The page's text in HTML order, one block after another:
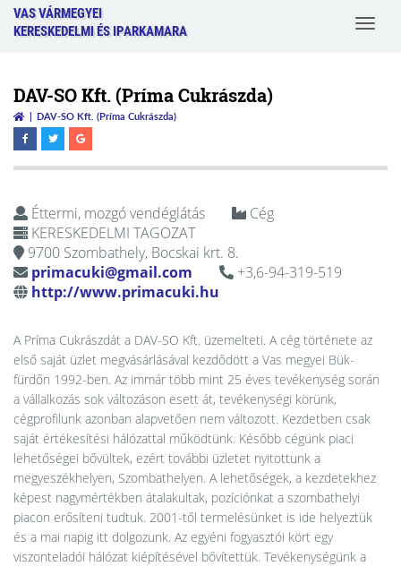
VAS VÁRMEGYEI
KERESKEDELMI ÉS IPARKAMARA
Toggle
DAV-SO Kft. (Príma Cukrászda)
DAV-SO Kft. (Príma Cukrászda)
Éttermi, mozgó vendéglátás
Cég
KERESKEDELMI TAGOZAT
9700 Szombathely, Bocskai krt. 8.
primacuki@gmail.com
+3,6-94-319-519
http://www.primacuki.hu
A Príma Cukrászdát a DAV-SO Kft. üzemelteti. A cég története az
első saját üzlet megvásárlásával kezdődött a Vas megyei Bük-
fürdőn 1992-ben. Az immár több mint 25 éves tevékenység során
a vállalkozás sok változáson esett át, tevékenységi körünk,
cégprofilunk azonban alapvetően nem változott. Kezdetben csak
saját értékesítési hálózattal működtünk. Később cégünk piaci
lehetőségei bővültek, ezért további üzletet nyitottunk a
megyeszékhelyen, Szombathelyen. A lehetőségek, a kezdetekhez
képest nagymértékben átalakultak, pozíciónkat a szombathelyi
piacon erősíteni tudtuk. 2001-től termelésünket is ide helyeztük
és a mai napig itt dolgozunk. Az egyéni fogyasztói kört egy
viszonteladói hálózat kiépítésével bővítettük. Tevékenységünk a